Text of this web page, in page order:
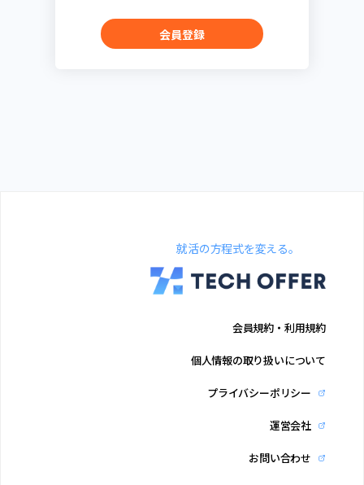
会員登録
就活の方程式を変える。
会員規約・利用規約
個人情報の取り扱いについて
プライバシーポリシー
運営会社
お問い合わせ